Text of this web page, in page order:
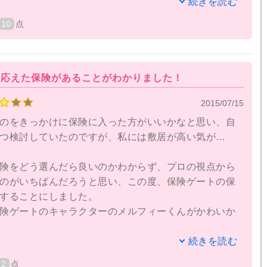
って自分で選びきれないから行ったのに。どんなも
れている気がする。
自分が悪いと思うけど、淡々と業務をこなすのでは
談にのってほしかった。大切な保険で自分や家族に
当や会社と信頼関係を築きたかった。保険GATEには
10 点
えた保険があることがわかりました！
2015/07/15
をきっかけに保険に入った方がいいかなと思い、自
検討していたのですが、私には敷居が高い気が…
をどう選んだら良いのかわからず、プロの視点から
がいちばんだろうと思い、この度、保険ゲートの保
ることにしました。
ゲートのキャラクターのメルフィーくんがかわいか
でがとても早く、驚きました。
続きを読む
2 点